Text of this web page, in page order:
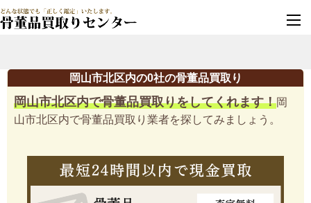
岡山市北区内の0社の骨董品買取り
岡山市北区内で骨董品買取りをしてくれます！岡
山市北区内で骨董品買取り業者を探してみましょう。